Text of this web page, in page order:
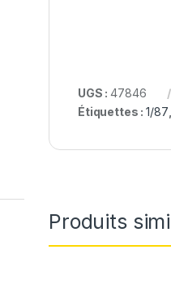
UGS :47846
Étiquettes :1/87
Produits